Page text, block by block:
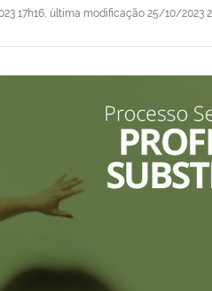
17h16, última modificação 25/10/2023